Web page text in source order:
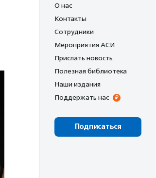
О нас
Контакты
Сотрудники
Мероприятия АСИ
Прислать новость
Полезная библиотека
Наши издания
Поддержать нас
Подписаться